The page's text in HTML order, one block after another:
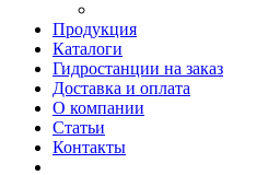
Продукция
Каталоги
Гидростанции на заказ
Доставка и оплата
О компании
Статьи
Контакты